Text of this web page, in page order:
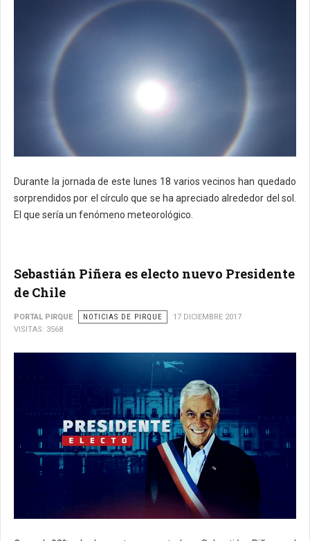
Durante la jornada de este lunes 18 varios vecinos han quedado
sorprendidos por el círculo que se ha apreciado alrededor del sol.
El que sería un fenómeno meteorológico.
Sebastián Piñera es electo nuevo Presidente
de Chile
PORTAL PIRQUE NOTICIAS DE PIRQUE
17 DICIEMBRE 2017
VISITAS: 3568